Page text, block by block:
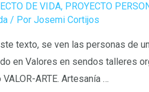
DE VIDA, PROYECTO
/ Por Josemi Cortijos
texto, se ven las personas de
en Valores en sendos talleres
ARTE. Artesanía …